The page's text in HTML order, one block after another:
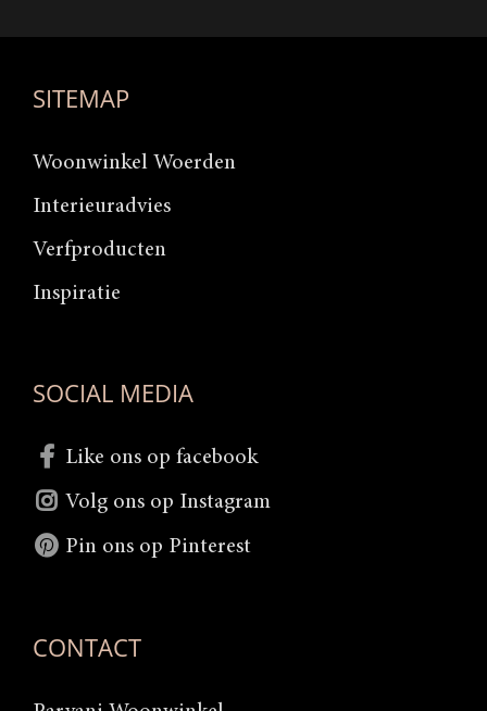
SITEMAP
Woonwinkel Woerden
Interieuradvies
Verfproducten
Inspiratie
SOCIAL MEDIA
Like ons op facebook
Volg ons op Instagram
Pin ons op Pinterest
CONTACT